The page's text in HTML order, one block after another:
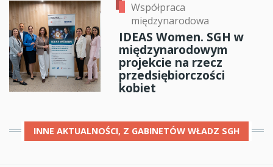
Współpraca
międzynarodowa
IDEAS Women. SGH w
międzynarodowym
projekcie na rzecz
przedsiębiorczości
kobiet
INNE AKTUALNOŚCI, Z GABINETÓW WŁADZ SGH